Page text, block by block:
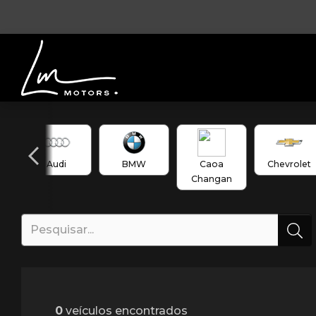
Audi BMW
Caoa
Changan
Chevrolet
0 veículos encontrados